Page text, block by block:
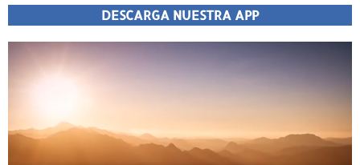
DESCARGA NUESTRA APP